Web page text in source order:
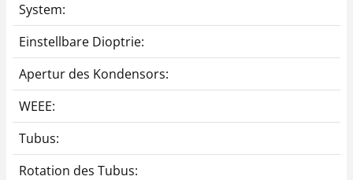
Mikroskoptubus
KERN OBB-A1344
CHF 414,00
CHF 447,53 inkl. Mwst.
KERN OBB-A1165
CHF 22,50
System:
Einstellbare Dioptrie:
Apertur des Kondensors:
WEEE:
Tubus:
Rotation des Tubus: